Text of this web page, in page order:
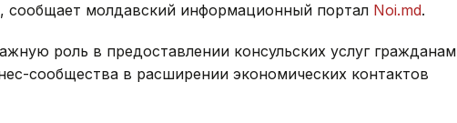
сообщает молдавский информационный портал Noi.md.
роль в предоставлении консульских услуг гражданам
сообщества в расширении экономических контактов